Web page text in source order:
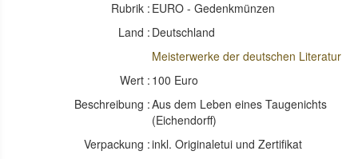
Rubrik : EURO - Gedenkmünzen
Land : Deutschland
Meisterwerke der deutschen Literatur
Wert : 100 Euro
Beschreibung :Aus dem Leben eines Taugenichts
(Eichendorff)
Verpackung :inkl. Originaletui und Zertifikat